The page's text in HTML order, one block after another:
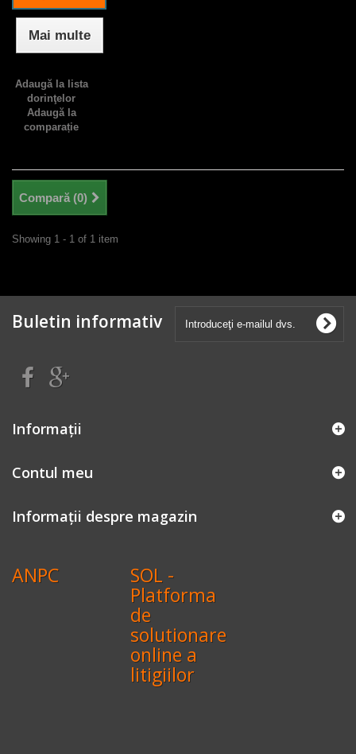
Mai multe
Adaugă la lista
dorinţelor
Adaugă la
comparație
Compară (0)
Showing 1 - 1 of 1 item
Buletin informativ
Informaţii
Contul meu
Informații despre magazin
ANPC SOL -
Platforma
de
solutionare
online a
litigiilor